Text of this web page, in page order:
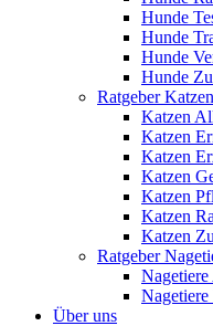
Hunde
Hunde
Hunde
Hunde
Ratgeber Katzen
Katzen
Katzen
Katzen
Katzen
Katzen
Katzen
Katzen
Ratgeber
Über uns